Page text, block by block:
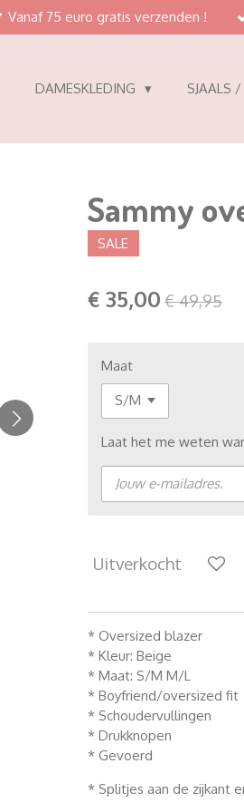
Vanaf 75 euro gratis verzenden !
DAMESKLEDING SJAALS
Sammy
SALE
€ 35,00 € 49,95
Maat
Laat het me weten
Uitverkocht
* Oversized blazer
* Kleur: Beige
* Maat: S/M M/L
* Boyfriend/oversized fit
* Schoudervullingen
* Drukknopen
* Gevoerd
* Splitjes aan de zijkant